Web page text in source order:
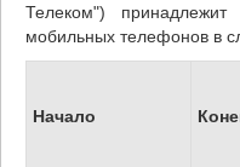
Телеком")
мобильных телефонов в
Начало